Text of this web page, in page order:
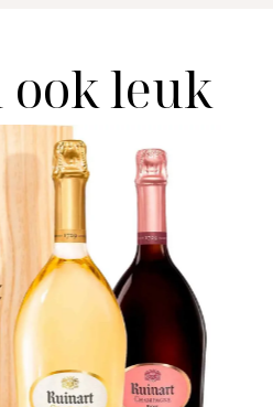
leuk